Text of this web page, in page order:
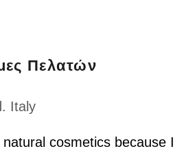
Πελατών
Italy
natural cosmetics because I